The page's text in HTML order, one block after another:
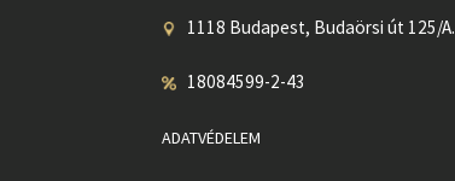
1118 Budapest, Budaörsi út 125/A.
18084599-2-43
ADATVÉDELEM